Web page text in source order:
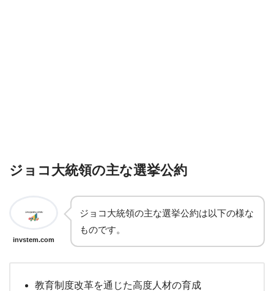
ジョコ大統領の主な選挙公約
invstem.com
ジョコ大統領の主な選挙公約は以下の様な
ものです。
教育制度改革を通じた高度人材の育成